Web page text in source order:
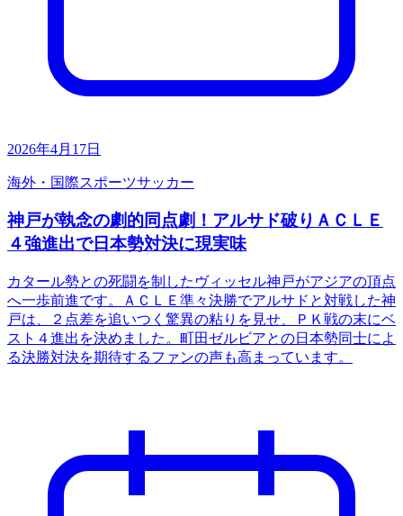
2026年4月17日
海外・国際スポーツサッカー
神戸が執念の劇的同点劇！アルサド破りＡＣＬＥ
４強進出で日本勢対決に現実味
カタール勢との死闘を制したヴィッセル神戸がアジアの頂点
へ一歩前進です。ＡＣＬＥ準々決勝でアルサドと対戦した神
戸は、２点差を追いつく驚異の粘りを見せ、ＰＫ戦の末にベ
スト４進出を決めました。町田ゼルビアとの日本勢同士によ
る決勝対決を期待するファンの声も高まっています。